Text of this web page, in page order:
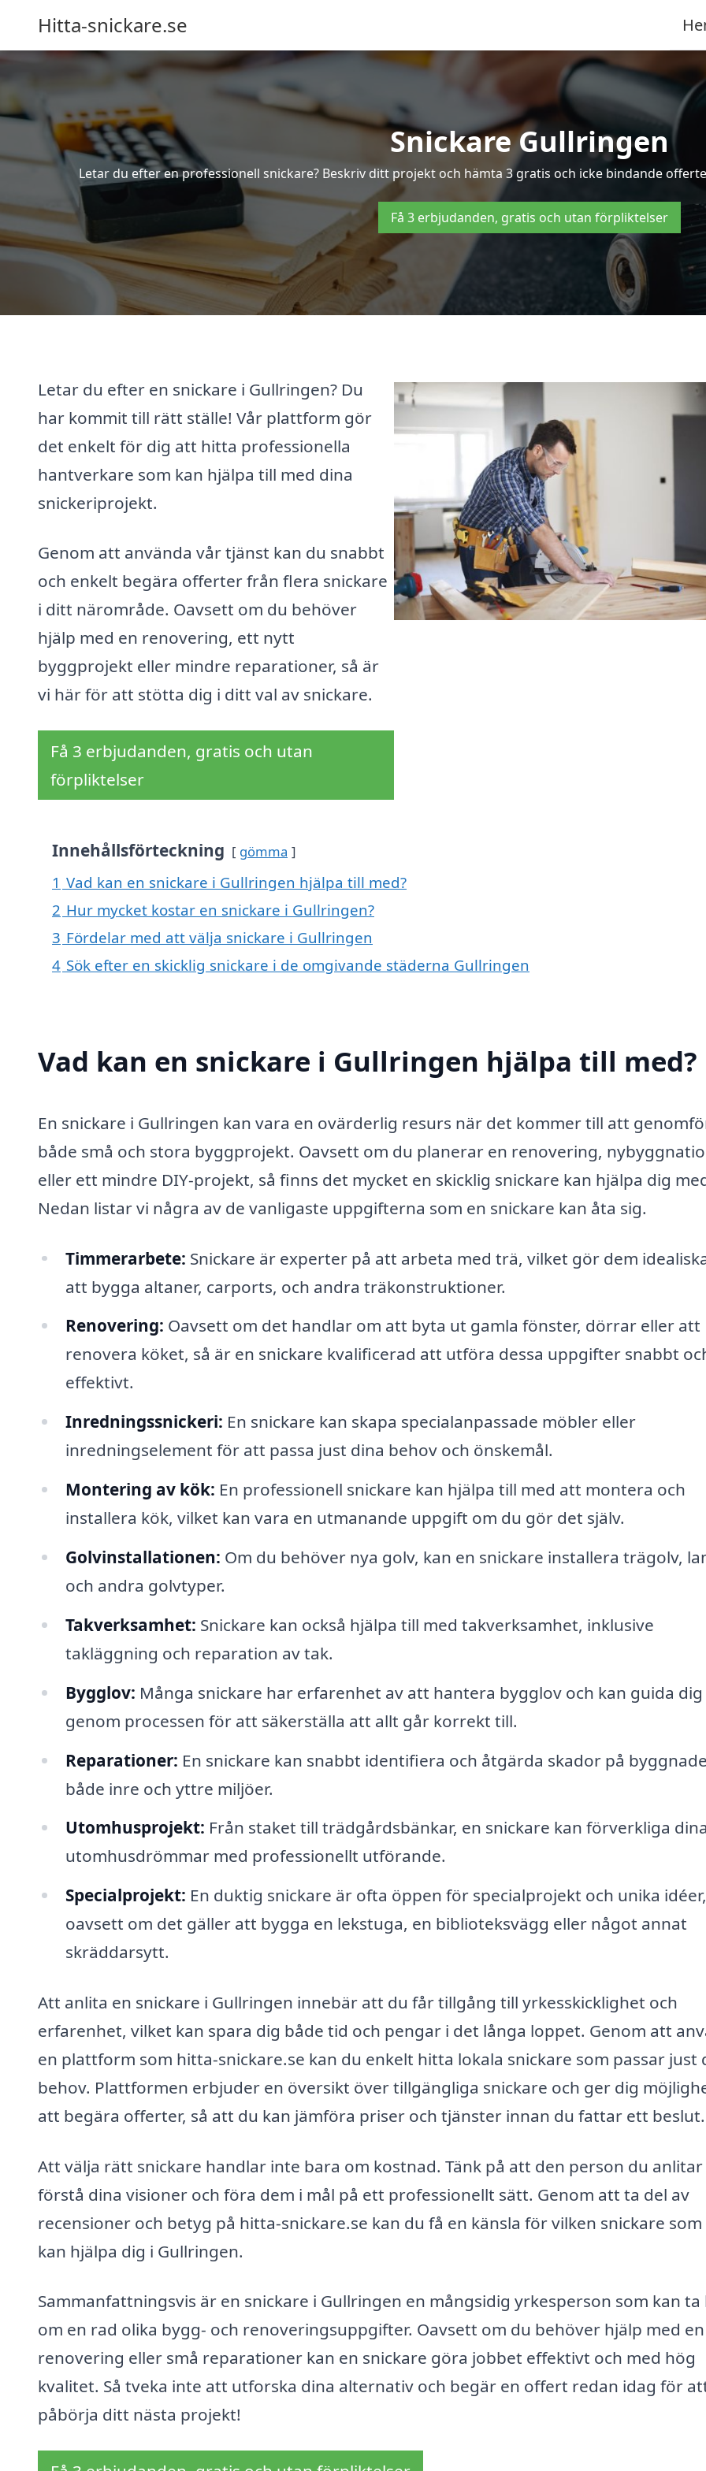
Hitta-snickare.se
Snickare Gullringen
Letar du efter en professionell snickare? Beskriv ditt projekt och hämta 3 gratis och icke bindande
Få 3 erbjudanden, gratis och utan förpliktelser
Letar du efter en snickare i Gullringen? Du
har kommit till rätt ställe! Vår plattform gör
det enkelt för dig att hitta professionella
hantverkare som kan hjälpa till med dina
snickeriprojekt.
Genom att använda vår tjänst kan du snabbt
och enkelt begära offerter från flera snickare
i ditt närområde. Oavsett om du behöver
hjälp med en renovering, ett nytt
byggprojekt eller mindre reparationer, så är
vi här för att stötta dig i ditt val av snickare.
Få 3 erbjudanden, gratis och utan
förpliktelser
Innehållsförteckning gömma
1 Vad kan en snickare i Gullringen hjälpa till med?
2 Hur mycket kostar en snickare i Gullringen?
3 Fördelar med att välja snickare i Gullringen
4 Sök efter en skicklig snickare i de omgivande städerna Gullringen
Vad kan en snickare i Gullringen hjälpa till med?
En snickare i Gullringen kan vara en ovärderlig resurs när det kommer till att
både små och stora byggprojekt. Oavsett om du planerar en renovering,
eller ett mindre DIY-projekt, så finns det mycket en skicklig snickare kan hjälpa dig
Nedan listar vi några av de vanligaste uppgifterna som en snickare kan åta sig.
Timmerarbete: Snickare är experter på att arbeta med trä, vilket gör dem
att bygga altaner, carports, och andra träkonstruktioner.
Renovering: Oavsett om det handlar om att byta ut gamla fönster, dörrar eller att
renovera köket, så är en snickare kvalificerad att utföra dessa uppgifter snabbt
effektivt.
Inredningssnickeri: En snickare kan skapa specialanpassade möbler eller
inredningselement för att passa just dina behov och önskemål.
Montering av kök: En professionell snickare kan hjälpa till med att montera och
installera kök, vilket kan vara en utmanande uppgift om du gör det själv.
Golvinstallationen: Om du behöver nya golv, kan en snickare installera trägolv,
och andra golvtyper.
Takverksamhet: Snickare kan också hjälpa till med takverksamhet, inklusive
takläggning och reparation av tak.
Bygglov: Många snickare har erfarenhet av att hantera bygglov och kan guida dig
genom processen för att säkerställa att allt går korrekt till.
Reparationer: En snickare kan snabbt identifiera och åtgärda skador på
både inre och yttre miljöer.
Utomhusprojekt: Från staket till trädgårdsbänkar, en snickare kan förverkliga dina
utomhusdrömmar med professionellt utförande.
Specialprojekt: En duktig snickare är ofta öppen för specialprojekt och unika idéer,
oavsett om det gäller att bygga en lekstuga, en biblioteksvägg eller något annat
skräddarsytt.
Att anlita en snickare i Gullringen innebär att du får tillgång till yrkesskicklighet och
erfarenhet, vilket kan spara dig både tid och pengar i det långa loppet. Genom att
en plattform som hitta-snickare.se kan du enkelt hitta lokala snickare som passar just
behov. Plattformen erbjuder en översikt över tillgängliga snickare och ger dig
att begära offerter, så att du kan jämföra priser och tjänster innan du fattar ett beslut.
Att välja rätt snickare handlar inte bara om kostnad. Tänk på att den person du anlitar
förstå dina visioner och föra dem i mål på ett professionellt sätt. Genom att ta del av
recensioner och betyg på hitta-snickare.se kan du få en känsla för vilken snickare
kan hjälpa dig i Gullringen.
Sammanfattningsvis är en snickare i Gullringen en mångsidig yrkesperson som kan ta
om en rad olika bygg- och renoveringsuppgifter. Oavsett om du behöver hjälp med
renovering eller små reparationer kan en snickare göra jobbet effektivt och med hög
kvalitet. Så tveka inte att utforska dina alternativ och begär en offert redan idag för
påbörja ditt nästa projekt!